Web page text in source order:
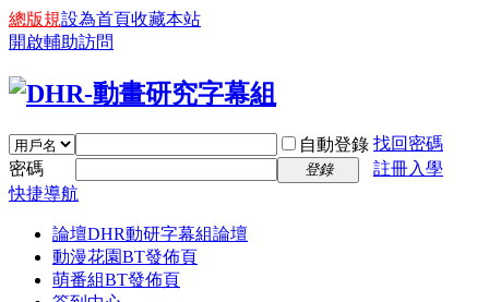
總版規設為首頁收藏本站
開啟輔助訪問
自動登錄 找回密碼
密碼
登錄
註冊入學
快捷導航
論壇DHR動研字幕組論壇
動漫花園BT發佈頁
萌番組BT發佈頁